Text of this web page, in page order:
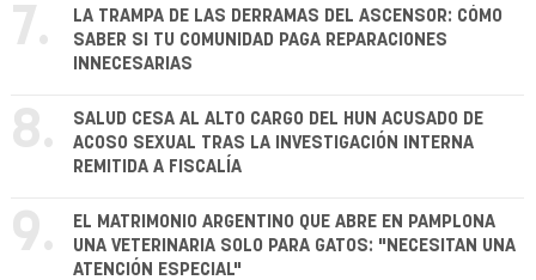
7.
LA TRAMPA DE LAS DERRAMAS DEL ASCENSOR: CÓMO
SABER SI TU COMUNIDAD PAGA REPARACIONES
INNECESARIAS
8.
SALUD CESA AL ALTO CARGO DEL HUN ACUSADO DE
ACOSO SEXUAL TRAS LA INVESTIGACIÓN INTERNA
REMITIDA A FISCALÍA
9.
EL MATRIMONIO ARGENTINO QUE ABRE EN PAMPLONA
UNA VETERINARIA SOLO PARA GATOS: "NECESITAN UNA
ATENCIÓN ESPECIAL"